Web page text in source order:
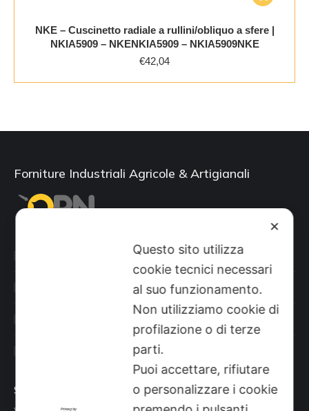
NKE – Cuscinetto radiale a rullini/obliquo a sfere |
NKIA5909 – NKENKIA5909 – NKIA5909NKE
€42,04
Forniture Industriali Agricole & Artigianali
Sede
✕
Questo sito utilizza
cookie tecnici necessari
al suo funzionamento.
Non utilizziamo cookie di
profilazione o di terze
parti.
Puoi accettare, rifiutare
o personalizzare i cookie